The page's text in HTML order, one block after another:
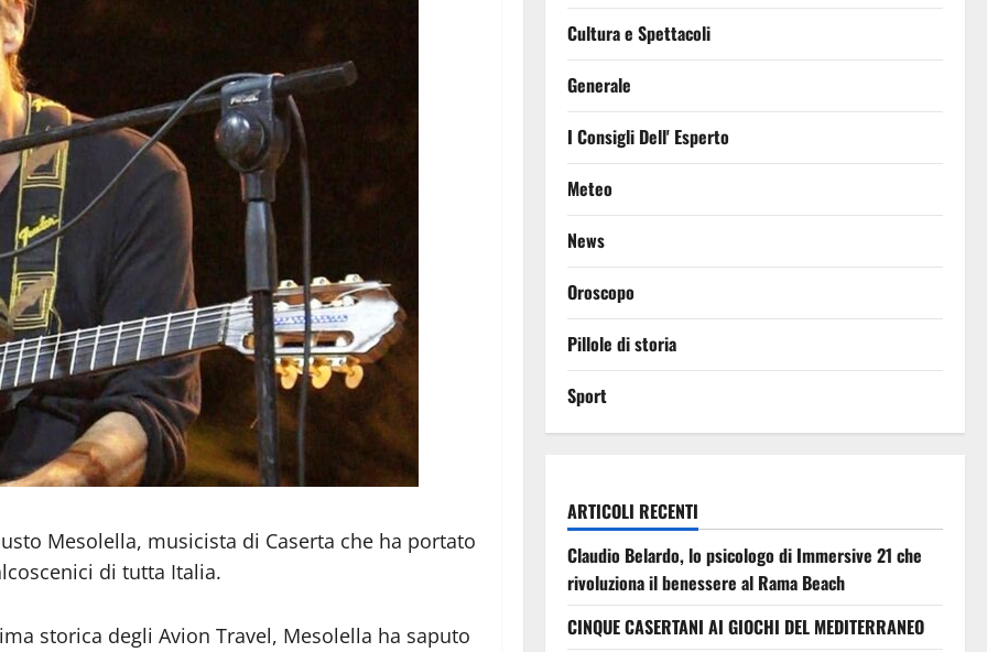
Mesolella, musicista di Caserta che ha portato
di tutta Italia.
storica degli Avion Travel, Mesolella ha saputo
Cultura e Spettacoli
Generale
I Consigli Dell' Esperto
Meteo
News
Oroscopo
Pillole di storia
Sport
ARTICOLI RECENTI
Claudio Belardo, lo psicologo di Immersive 21 che
rivoluziona il benessere al Rama Beach
CINQUE CASERTANI AI GIOCHI DEL MEDITERRANEO